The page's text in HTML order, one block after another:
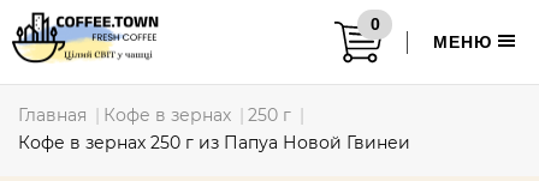
0
МЕНЮ
Главная Кофе в зернах
250 г
Кофе в зернах 250 г из Папуа Новой Гвинеи